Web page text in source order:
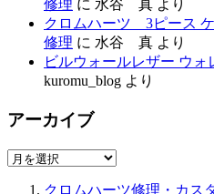
修理 に 水谷 真 より
クロムハーツ 3ピース
修理 に 水谷 真 より
ビルウォールレザー ウォ
kuromu_blog より
アーカイブ
ア
クロムハーツ修理・カス